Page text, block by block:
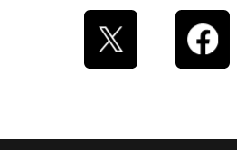
ストリートアート